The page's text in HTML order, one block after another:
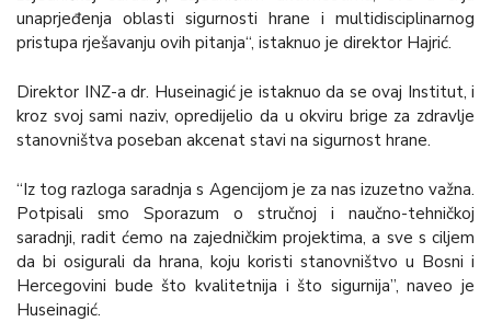
unaprjeđenja oblasti sigurnosti hrane i multidisciplinarnog
pristupa rješavanju ovih pitanja“, istaknuo je direktor Hajrić.
Direktor INZ-a dr. Huseinagić je istaknuo da se ovaj Institut, i
kroz svoj sami naziv, opredijelio da u okviru brige za zdravlje
stanovništva poseban akcenat stavi na sigurnost hrane.
“Iz tog razloga saradnja s Agencijom je za nas izuzetno važna.
Potpisali smo Sporazum o stručnoj i naučno-tehničkoj
saradnji, radit ćemo na zajedničkim projektima, a sve s ciljem
da bi osigurali da hrana, koju koristi stanovništvo u Bosni i
Hercegovini bude što kvalitetnija i što sigurnija”, naveo je
Huseinagić.